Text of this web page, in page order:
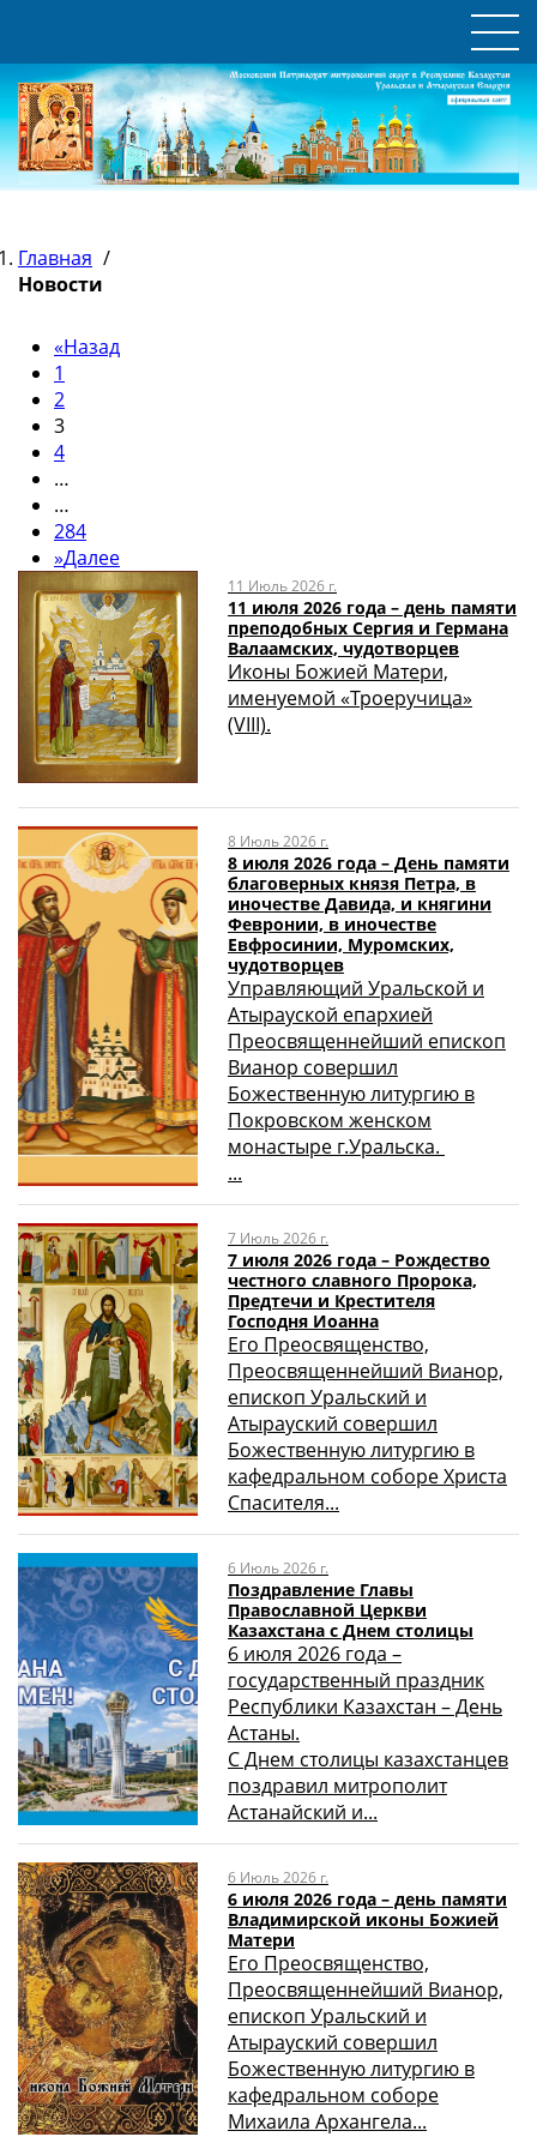
Главная /
Новости
«Назад
1
2
3
4
…
…
284
»Далее
11 Июль 2026 г.
11 июля 2026 года – день памяти
преподобных Сергия и Германа
Валаамских, чудотворцев
Иконы Божией Матери,
именуемой «Троеручица»
(VIII).
8 Июль 2026 г.
8 июля 2026 года – День памяти
благоверных князя Петра, в
иночестве Давида, и княгини
Февронии, в иночестве
Евфросинии, Муромских,
чудотворцев
Управляющий Уральской и
Атырауской епархией
Преосвященнейший епископ
Вианор совершил
Божественную литургию в
Покровском женском
монастыре г.Уральска.
...
7 Июль 2026 г.
7 июля 2026 года – Рождество
честного славного Пророка,
Предтечи и Крестителя
Господня Иоанна
Его Преосвященство,
Преосвященнейший Вианор,
епископ Уральский и
Атырауский совершил
Божественную литургию в
кафедральном соборе Христа
Спасителя...
6 Июль 2026 г.
Поздравление Главы
Православной Церкви
Казахстана с Днем столицы
6 июля 2026 года –
государственный праздник
Республики Казахстан – День
Астаны.
С Днем столицы казахстанцев
поздравил митрополит
Астанайский и...
6 Июль 2026 г.
6 июля 2026 года – день памяти
Владимирской иконы Божией
Матери
Его Преосвященство,
Преосвященнейший Вианор,
епископ Уральский и
Атырауский совершил
Божественную литургию в
кафедральном соборе
Михаила Архангела...